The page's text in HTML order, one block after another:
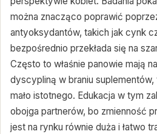
można znacząco poprawić
antyoksydantów, takich jak cynk
bezpośrednio przekłada się na
Często to właśnie panowie mają
dyscypliną w braniu
mało istotnego. Edukacja w tym
obojga partnerów, bo zmienność
jest na rynku równie duża i łatwo